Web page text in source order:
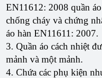
EN11612: 2008 quần
chống cháy và chứng
áo hàn EN11611: 2007.
3. Quần áo cách nhiệt
mảnh và một mảnh.
4. Chứa các phụ kiện